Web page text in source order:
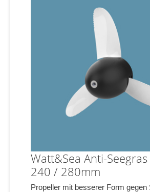
Watt&Sea Anti-
240 / 280mm
Propeller mit besserer Form gegen